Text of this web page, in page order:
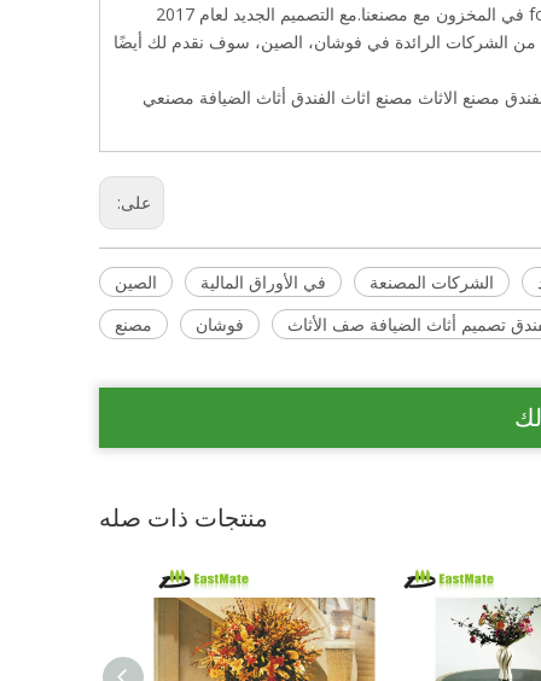
مرحبًا بكم في شراء صف أثاث تصميم أثاث الضيافة في فندق foshan Furniture Factory في المخزون مع مصنعنا.مع التصميم الجديد لعام 2017
على نطاق واسع في فندق 4 نجوم وفندق 5 نجوم.وكواحدة من الشركات الرائدة في فوشان، الصين، سوف نقدم لك أيضًا
مصنع الاثاث مصنع اثاث الفندق أثاث الضيافة مصنعي
على:
الصين في الأوراق المالية
الشركات المصنعة
مصنع
فوشان تصميم أثاث الضيافة صف الأثاث
منتجات ذات صله